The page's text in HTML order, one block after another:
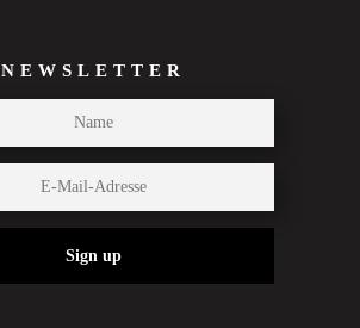
NEWSLETTER
Sign up